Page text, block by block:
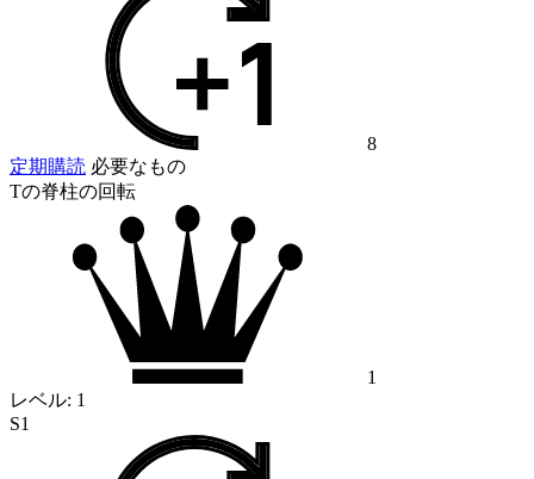
8
定期購読 必要なもの
Tの脊柱の回転
1
レベル: 1
S1